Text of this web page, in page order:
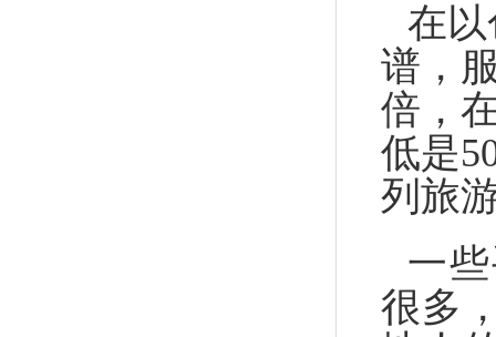
在
谱，
倍，
低是
列旅
一
很多